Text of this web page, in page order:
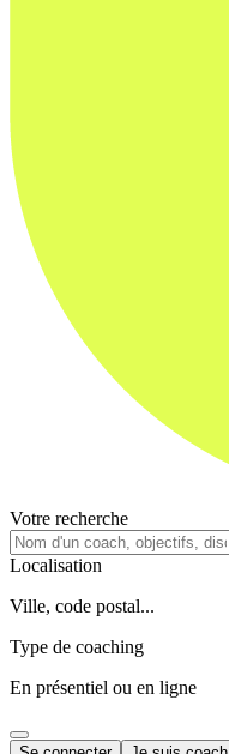
Votre recherche
Localisation
Ville, code postal...
Type de coaching
En présentiel ou en ligne